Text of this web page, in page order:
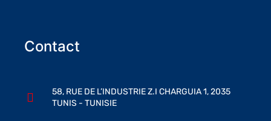
Contact
58, RUE DE L’INDUSTRIE Z.I CHARGUIA 1, 2035
TUNIS - TUNISIE